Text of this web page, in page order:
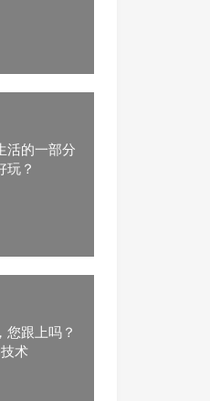
活的一部分
玩？
您跟上吗？
术